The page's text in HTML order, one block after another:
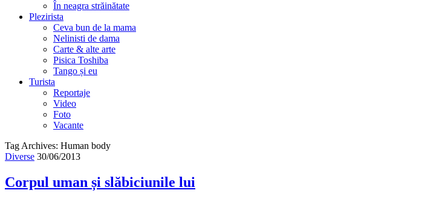
În neagra străinătate
Plezirista
Ceva bun de la mama
Nelinisti de dama
Carte & alte arte
Pisica Toshiba
Tango și eu
Turista
Reportaje
Video
Foto
Vacante
Tag Archives: Human body
Diverse 30/06/2013
Corpul uman și slăbiciunile lui